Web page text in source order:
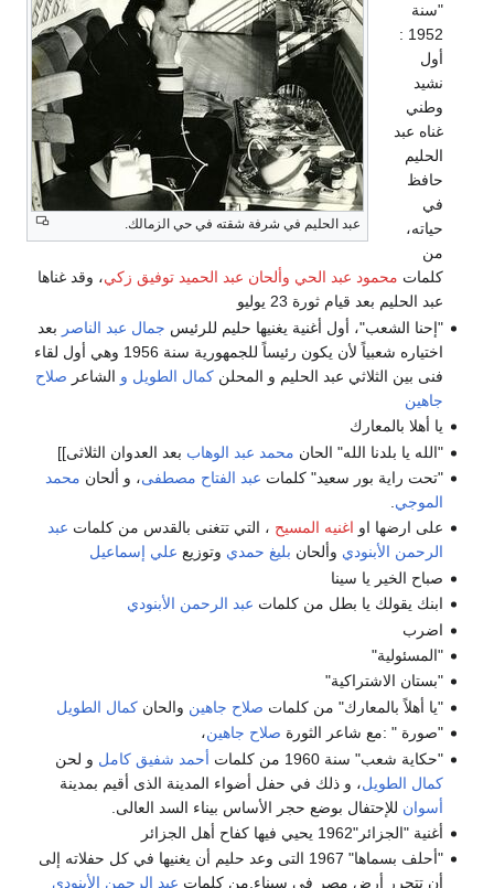
عبد الحليم في شرفة شقته في حي الزمالك.
"سنة
1952 :
أول
نشيد
وطني
غناه عبد
الحليم
حافظ
في
حياته،
من
كلمات محمود عبد الحي وألحان عبد الحميد توفيق زكي، وقد غناها
عبد الحليم بعد قيام ثورة 23 يوليو
"إحنا الشعب"، أول أغنية يغنيها حليم للرئيس جمال عبد الناصر بعد
اختياره شعبياً لأن يكون رئيساً للجمهورية سنة 1956 وهي أول لقاء
فنى بين الثلاثي عبد الحليم و المحلنكمال الطويل و الشاعر صلاح
جاهين
يا أهلا بالمعارك
"الله يا بلدنا الله" الحان محمد عبد الوهاب بعد العدوان الثلاثى]]
"تحت راية بور سعيد" كلمات عبد الفتاح مصطفى، و ألحان محمد
الموجي
على ارضها او اغنيه المسيح ، التي تتغنى بالقدس من كلمات عبد
الرحمن الأبنودي وألحان بليغ حمدي وتوزيع علي إسماعيل
صباح الخير يا سينا
ابنك يقولك يا بطل من كلمات عبد الرحمن الأبنودي
اضرب
"المسئولية"
"بستان الاشتراكية"
"يا أهلاً بالمعارك" من كلمات صلاح جاهين والحانكمال الطويل
"صورة " :مع شاعر الثورة صلاح جاهين،
"حكاية شعب" سنة 1960 من كلمات
أحمد شفيق كامل و لحن
كمال الطويل، و ذلك في حفل أضواء المدينة الذى أقيم بمدينة
أسوان للإحتفال بوضع حجر الأساس بيناء السد العالى.
أغنية "الجزائر"1962 يحيي فيها كفاح أهل الجزائر
"أحلف بسماها" 1967 التى وعد حليم أن يغنيها في كل حفلاته إلى
أن تتحرر أرض مصر في سيناء.من كلمات عبد الرحمن الأبنودي